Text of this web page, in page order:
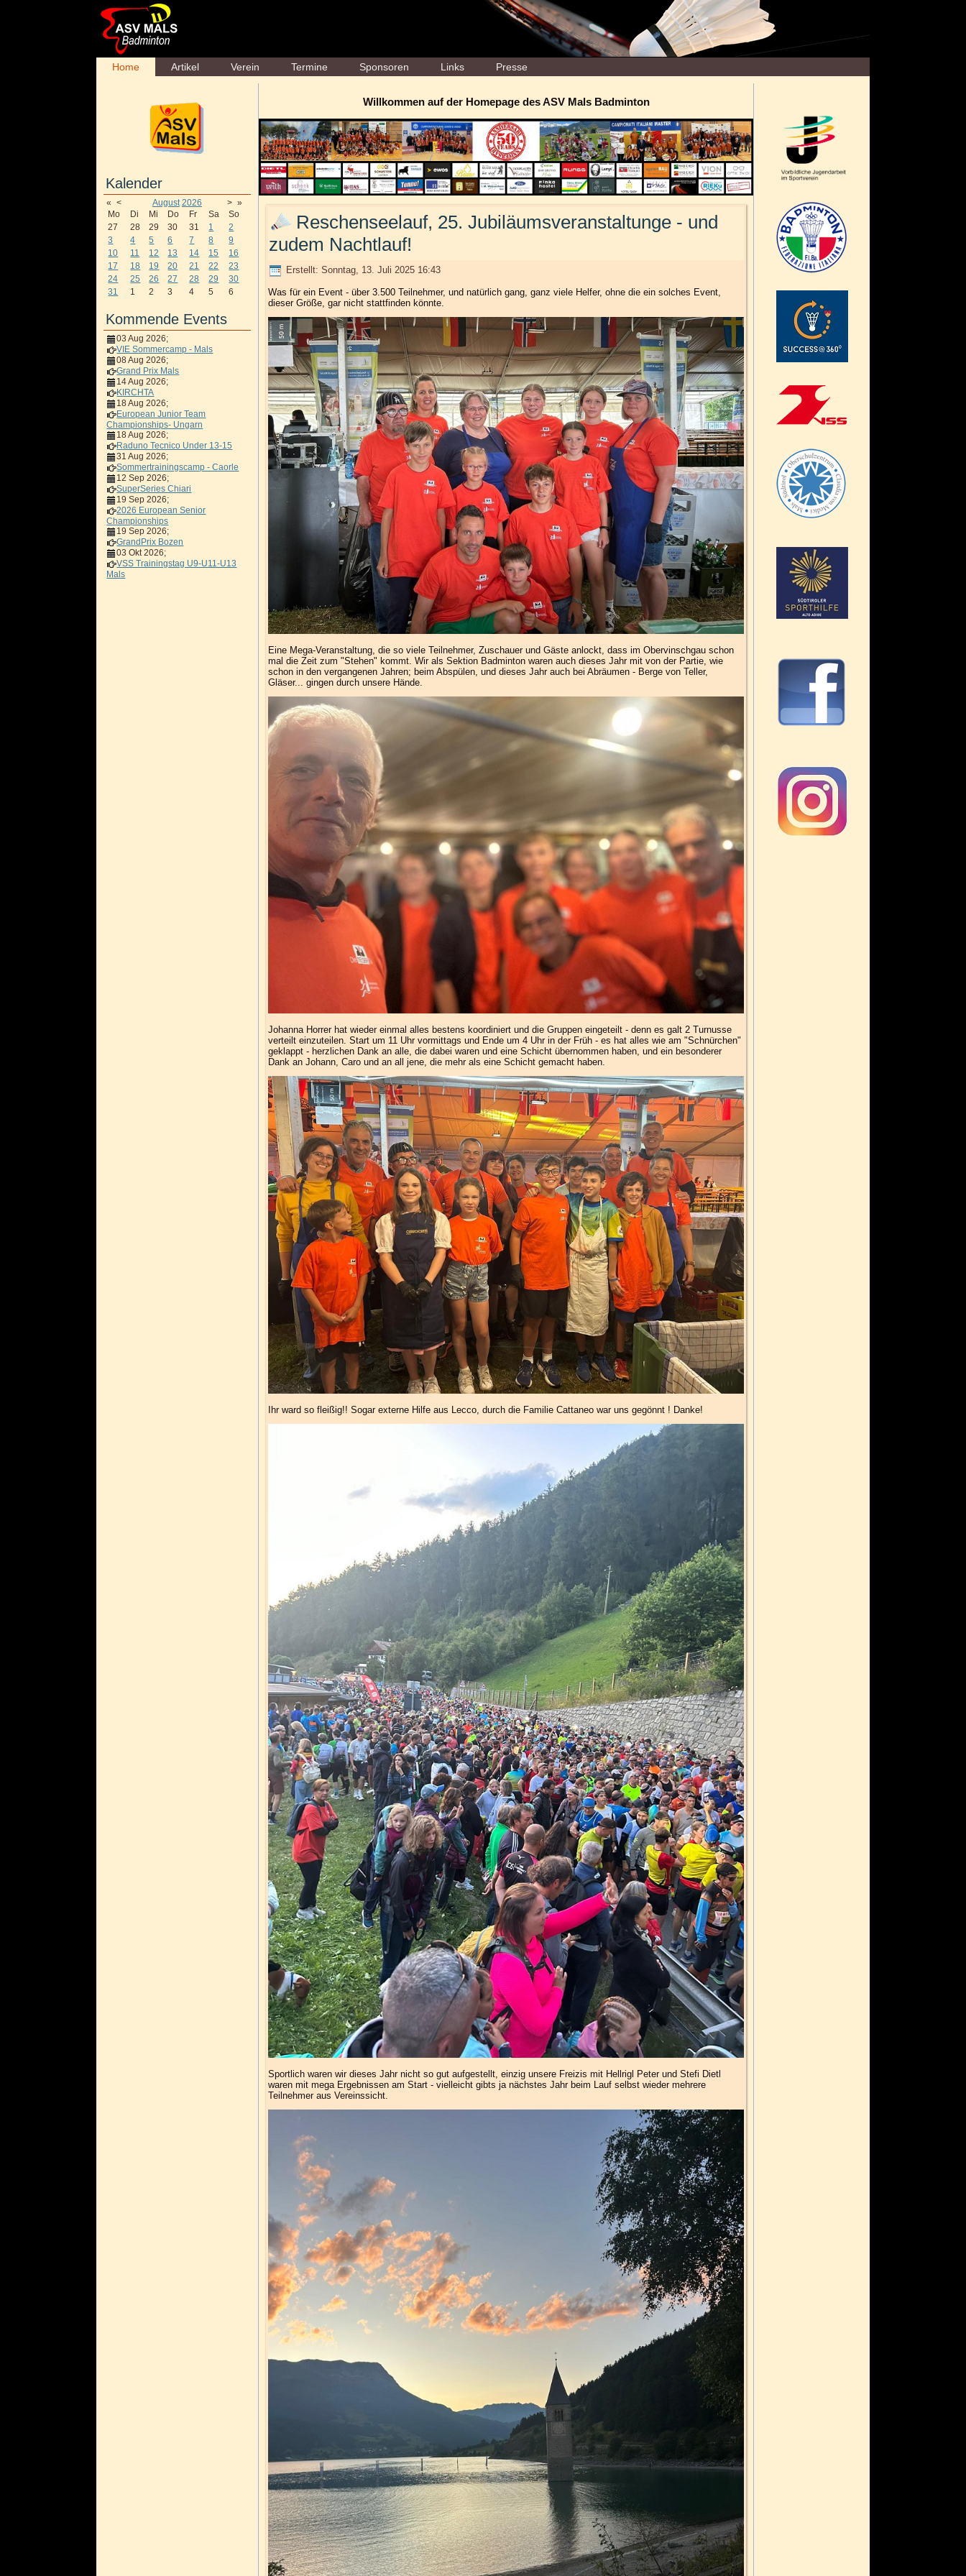
Home Artikel Verein Termine Sponsoren Links Presse
Kalender
« < August 2026 > »
Mo
Di Mi Do Fr Sa
So
27
28 29 30 31 1
2
3
4 5 6 7 8
9
10
11 12 13 14 15
16
17
18 19 20 21 22
23
24
25 26 27 28 29
30
31
1 2 3 4 5 6
Kommende Events
03 Aug 2026;
VIE Sommercamp - Mals
08 Aug 2026;
Grand Prix Mals
14 Aug 2026;
KIRCHTA
18 Aug 2026;
European Junior Team
Championships- Ungarn
18 Aug 2026;
Raduno Tecnico Under 13-15
31 Aug 2026;
Sommertrainingscamp - Caorle
12 Sep 2026;
SuperSeries Chiari
19 Sep 2026;
2026 European Senior
Championships
19 Sep 2026;
GrandPrix Bozen
03 Okt 2026;
VSS Trainingstag U9-U11-U13
Mals
Willkommen auf der Homepage des ASV Mals Badminton
Reschenseelauf, 25. Jubiläumsveranstaltunge - und
zudem Nachtlauf!
Erstellt: Sonntag, 13. Juli 2025 16:43
Was für ein Event - über 3.500 Teilnehmer, und natürlich gang, ganz viele Helfer, ohne die ein solches Event,
dieser Größe, gar nicht stattfinden könnte.
Eine Mega-Veranstaltung, die so viele Teilnehmer, Zuschauer und Gäste anlockt, dass im Obervinschgau schon
mal die Zeit zum "Stehen" kommt. Wir als Sektion Badminton waren auch dieses Jahr mit von der Partie, wie
schon in den vergangenen Jahren; beim Abspülen, und dieses Jahr auch bei Abräumen - Berge von Teller,
Gläser... gingen durch unsere Hände.
Johanna Horrer hat wieder einmal alles bestens koordiniert und die Gruppen eingeteilt - denn es galt 2 Turnusse
verteilt einzuteilen. Start um 11 Uhr vormittags und Ende um 4 Uhr in der Früh - es hat alles wie am "Schnürchen"
geklappt - herzlichen Dank an alle, die dabei waren und eine Schicht übernommen haben, und ein besonderer
Dank an Johann, Caro und an all jene, die mehr als eine Schicht gemacht haben.
Ihr ward so fleißig!! Sogar externe Hilfe aus Lecco, durch die Familie Cattaneo war uns gegönnt ! Danke!
Sportlich waren wir dieses Jahr nicht so gut aufgestellt, einzig unsere Freizis mit Hellrigl Peter und Stefi Dietl
waren mit mega Ergebnissen am Start - vielleicht gibts ja nächstes Jahr beim Lauf selbst wieder mehrere
Teilnehmer aus Vereinssicht.